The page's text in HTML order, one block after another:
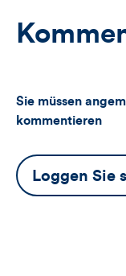
Sie müssen
kommentieren
Dieser
Button
Loggen Sie